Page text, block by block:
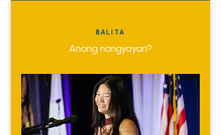
BALITA
Anong nangyayari?